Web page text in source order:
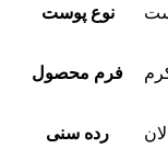
نوع پوست
فرم محصول
رده سنی